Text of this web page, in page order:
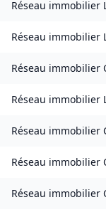
Réseau immobilier
Réseau immobilier
Réseau immobilier
Réseau immobilier
Réseau immobilier
Réseau immobilier
Réseau immobilier